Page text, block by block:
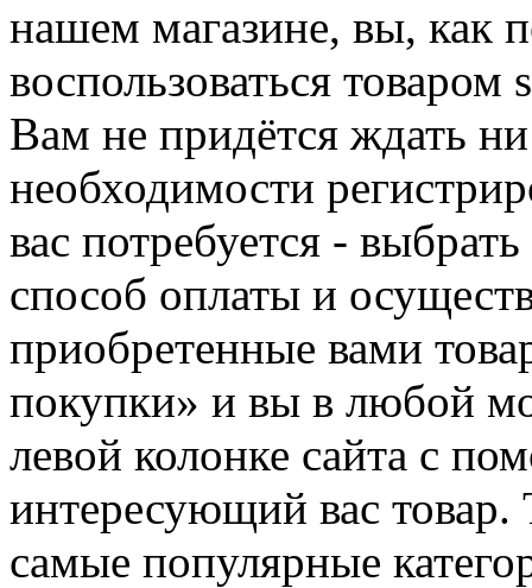
нашем магазине, вы, как
воспользоваться
Вам не придётся ждать
необходимости
вас потребуется -
способ оплаты и
приобретенные вами
покупки» и вы в любой
левой колонке сайта с
интересующий вас
самые популярные